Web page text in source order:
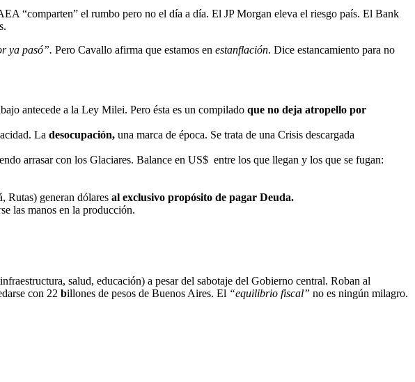
“comparten” el rumbo pero no el día a día. El JP Morgan eleva el riesgo país. El Bank
ya pasó”. Pero Cavallo afirma que estamos en estanflación. Dice estancamiento para no
antecede a la Ley Milei. Pero ésta es un compilado que no deja atropello por
La desocupación, una marca de época. Se trata de una Crisis descargada
arrasar con los Glaciares. Balance en US$ entre los que llegan y los que se fugan:
Rutas) generan dólares al exclusivo propósito de pagar Deuda.
las manos en la producción.
salud, educación) a pesar del sabotaje del Gobierno central. Roban al
con 22 billones de pesos de Buenos Aires. El “equilibrio fiscal” no es ningún milagro.